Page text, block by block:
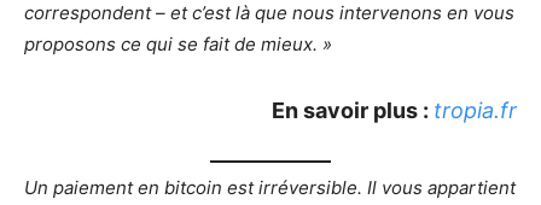
correspondent – et c’est là que nous intervenons en vous
proposons ce qui se fait de mieux. »
En savoir plus : tropia.fr
Un paiement en bitcoin est irréversible. Il vous appartient